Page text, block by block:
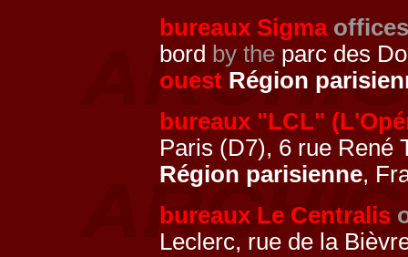
bureaux Sigma offices
bord by the parc des
ouest Région
bureaux "LCL"
Paris (D7), 6 rue René
Région parisienne,
bureaux Le Centralis
Leclerc, rue de la